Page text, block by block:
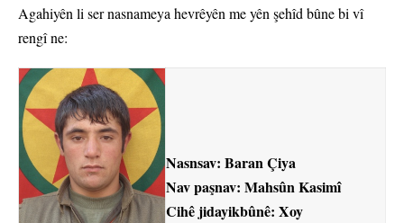
Agahiyên li ser nasnameya hevrêyên me yên şehîd bûne bi vî
rengî ne:
Nasnsav: Baran Çiya
Nav paşnav: Mahsûn Kasimî
Cihê jidayikbûnê: Xoy